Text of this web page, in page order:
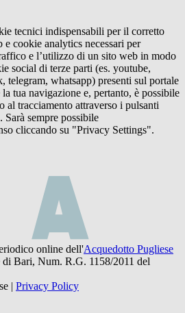
tecnici indispensabili per il corretto
cookie analytics necessari per
e l’utilizzo di un sito web in modo
social di terze parti (es. youtube,
telegram, whatsapp) presenti sul portale
tua navigazione e, pertanto, è possibile
al tracciamento attraverso i pulsanti
sempre possibile
cliccando su "Privacy Settings".
online dell'Acquedotto Pugliese
di Bari, Num. R.G. 1158/2011 del
| Privacy Policy